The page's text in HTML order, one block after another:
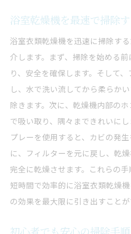
浴室乾燥機を最速で掃除
浴室衣類乾燥機を迅速に掃除す
介します。まず、掃除を始める
り、安全を確保します。そして
し、水で洗い流してから柔らか
除きます。次に、乾燥機内部の
で吸い取り、隅々まできれいに
プレーを使用すると、カビの発
に、フィルターを元に戻し、乾
完全に乾燥させます。これらの手
短時間で効率的に浴室衣類乾燥
の効果を最大限に引き出すことが